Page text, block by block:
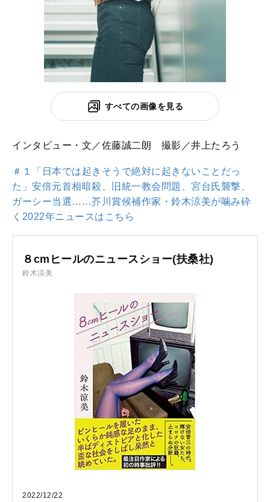
すべての画像を見る
インタビュー・文／佐藤誠二朗 撮影／井上たろう
＃１「日本では起きそうで絶対に起きないことだっ
た」安倍元首相暗殺、旧統一教会問題、宮台氏襲撃、
ガーシー当選……芥川賞候補作家・鈴木涼美が噛み砕
く2022年ニュースはこちら
８cmヒールのニュースショー(扶桑社)
鈴木涼美
2022/12/22